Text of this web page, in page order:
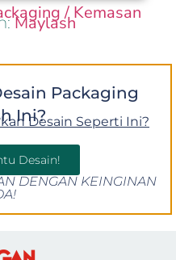
/ Kemasan
Maylash
Packaging
Ini?
Desain Seperti Ini?
Desain!
DENGAN KEINGINAN